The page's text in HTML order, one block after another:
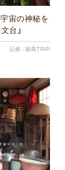
宙の神秘を
台」
記者 : 福島TRIP